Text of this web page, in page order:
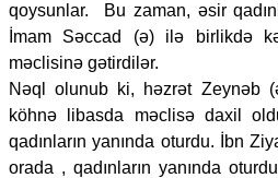
qoysunlar. Bu zaman, əsir
İmam Səccad (ə) ilə birlikdə
məclisinə gətirdilər.
Nəql olunub ki, həzrət Zeynəb
köhnə libasda məclisə daxil
qadınların yanında oturdu. İbn
orada , qadınların yanında